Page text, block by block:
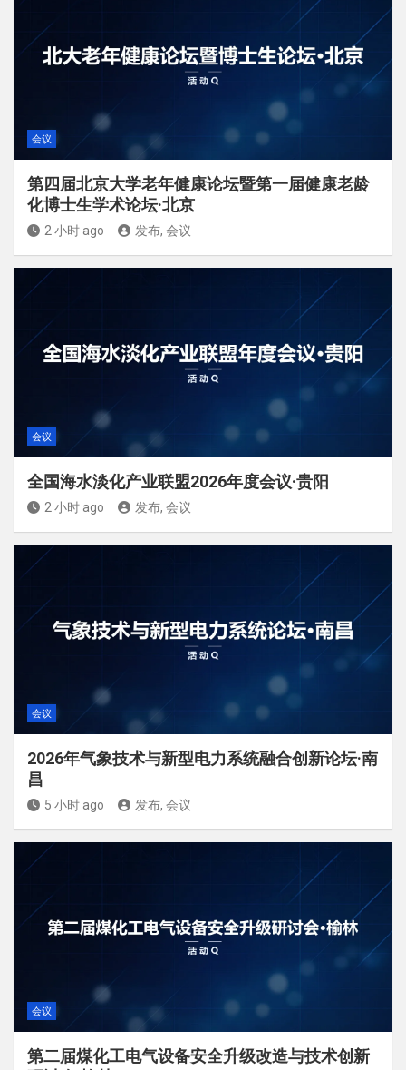
会议
第四届北京大学老年健康论坛暨第一届健康老龄
化博士生学术论坛·北京
2 小时 ago 发布, 会议
会议
全国海水淡化产业联盟2026年度会议·贵阳
2 小时 ago 发布, 会议
会议
2026年气象技术与新型电力系统融合创新论坛·南
昌
5 小时 ago 发布, 会议
会议
第二届煤化工电气设备安全升级改造与技术创新